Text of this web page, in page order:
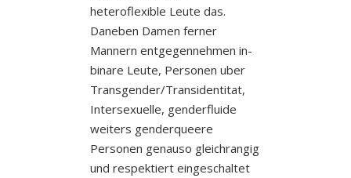
heteroflexible Leute das.
Daneben Damen ferner
Mannern entgegennehmen in-
binare Leute, Personen uber
Transgender/Transidentitat,
Intersexuelle, genderfluide
weiters genderqueere
Personen genauso gleichrangig
und respektiert eingeschaltet